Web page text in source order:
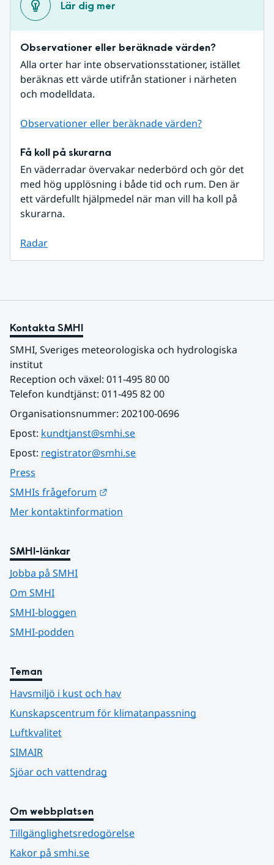
Lär dig mer
Observationer eller beräknade värden?
Alla orter har inte observationsstationer, istället
beräknas ett värde utifrån stationer i närheten
och modelldata.
Observationer eller beräknade värden?
Få koll på skurarna
En väderradar övervakar nederbörd och gör det
med hög upplösning i både tid och rum. Den är
ett värdefullt hjälpmedel när man vill ha koll på
skurarna.
Radar
Kontakta SMHI
SMHI, Sveriges meteorologiska och hydrologiska
institut
Reception och växel: 011-495 80 00
Telefon kundtjänst: 011-495 82 00
Organisationsnummer: 202100-0696
Epost: kundtjanst@smhi.se
Epost: registrator@smhi.se
Press
SMHIs frågeforum
Mer kontaktinformation
SMHI-länkar
Jobba på SMHI
Om SMHI
SMHI-bloggen
SMHI-podden
Teman
Havsmiljö i kust och hav
Kunskapscentrum för klimatanpassning
Luftkvalitet
SIMAIR
Sjöar och vattendrag
Om webbplatsen
Tillgänglighetsredogörelse
Kakor på smhi.se